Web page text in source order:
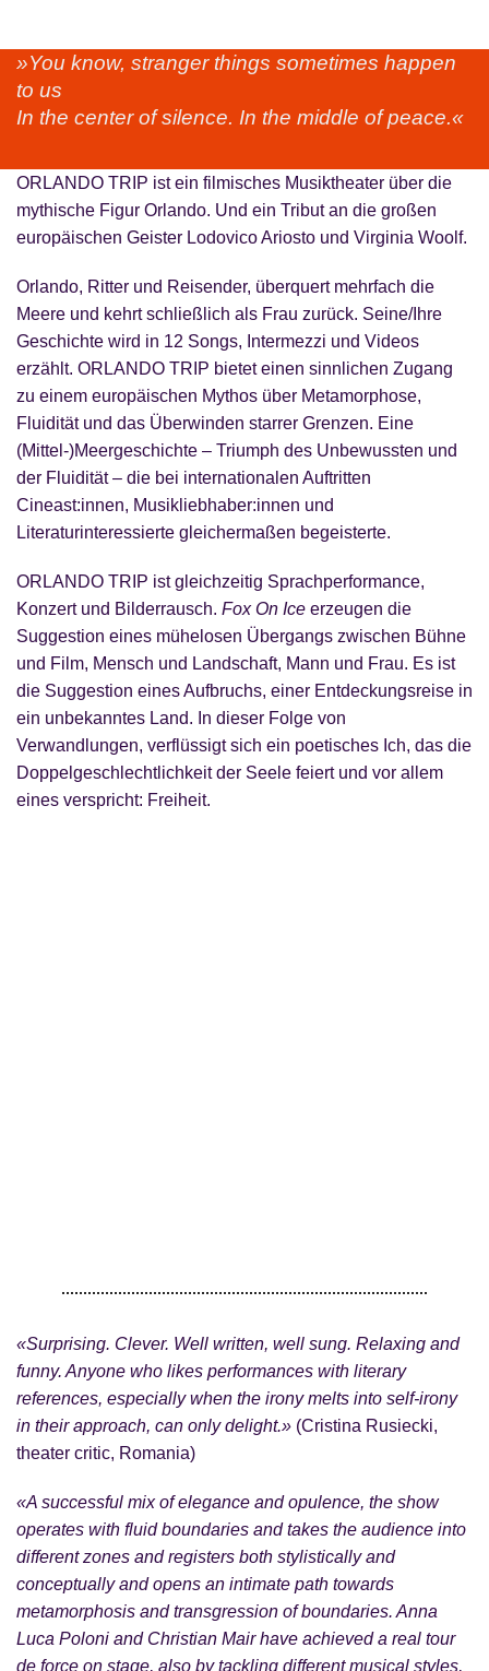
»You know, stranger things sometimes happen
to us
In the center of silence. In the middle of peace.«
ORLANDO TRIP ist ein filmisches Musiktheater über die
mythische Figur Orlando. Und ein Tribut an die großen
europäischen Geister Lodovico Ariosto und Virginia Woolf.
Orlando, Ritter und Reisender, überquert mehrfach die
Meere und kehrt schließlich als Frau zurück. Seine/Ihre
Geschichte wird in 12 Songs, Intermezzi und Videos
erzählt. ORLANDO TRIP bietet einen sinnlichen Zugang
zu einem europäischen Mythos über Metamorphose,
Fluidität und das Überwinden starrer Grenzen. Eine
(Mittel-)Meergeschichte – Triumph des Unbewussten und
der Fluidität – die bei internationalen Auftritten
Cineast:innen, Musikliebhaber:innen und
Literaturinteressierte gleichermaßen begeisterte.
ORLANDO TRIP ist gleichzeitig Sprachperformance,
Konzert und Bilderrausch. Fox On Ice erzeugen die
Suggestion eines mühelosen Übergangs zwischen Bühne
und Film, Mensch und Landschaft, Mann und Frau. Es ist
die Suggestion eines Aufbruchs, einer Entdeckungsreise in
ein unbekanntes Land. In dieser Folge von
Verwandlungen, verflüssigt sich ein poetisches Ich, das die
Doppelgeschlechtlichkeit der Seele feiert und vor allem
eines verspricht: Freiheit.
«Surprising. Clever. Well written, well sung. Relaxing and
funny. Anyone who likes performances with literary
references, especially when the irony melts into self-irony
in their approach, can only delight.» (Cristina Rusiecki,
theater critic, Romania)
«A successful mix of elegance and opulence, the show
operates with fluid boundaries and takes the audience into
different zones and registers both stylistically and
conceptually and opens an intimate path towards
metamorphosis and transgression of boundaries. Anna
Luca Poloni and Christian Mair have achieved a real tour
de force on stage, also by tackling different musical styles,